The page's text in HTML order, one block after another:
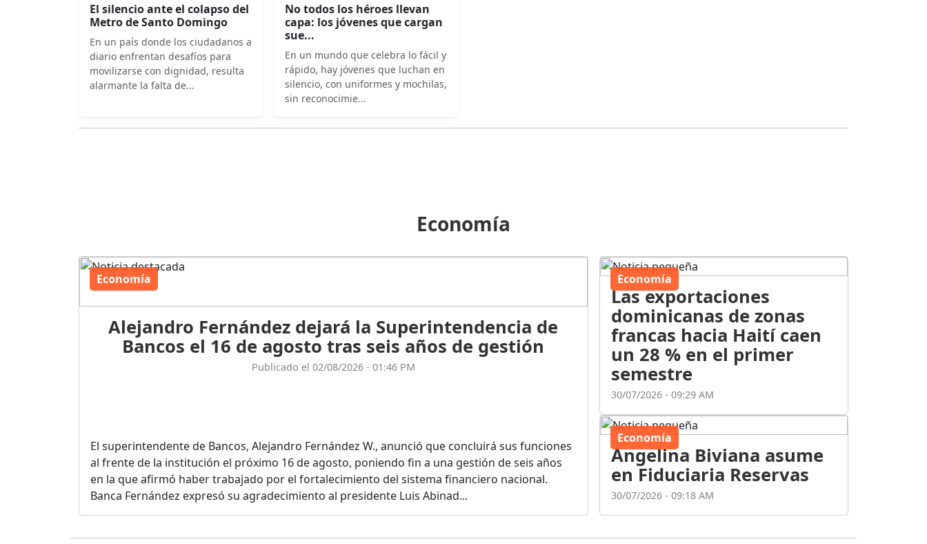
El silencio ante el colapso del
Metro de Santo Domingo
En un país donde los ciudadanos a
diario enfrentan desafíos para
movilizarse con dignidad, resulta
alarmante la falta de...
No todos los héroes llevan
capa: los jóvenes que cargan
sue...
En un mundo que celebra lo fácil y
rápido, hay jóvenes que luchan en
silencio, con uniformes y mochilas,
sin reconocimie...
Economía
Economía
Alejandro Fernández dejará la Superintendencia de
Bancos el 16 de agosto tras seis años de gestión
Publicado el 02/08/2026 - 01:46 PM
El superintendente de Bancos, Alejandro Fernández W., anunció que concluirá sus funciones
al frente de la institución el próximo 16 de agosto, poniendo fin a una gestión de seis años
en la que afirmó haber trabajado por el fortalecimiento del sistema financiero nacional.
Banca Fernández expresó su agradecimiento al presidente Luis Abinad...
Economía
Las exportaciones
dominicanas de zonas
francas hacia Haití caen
un 28 % en el primer
semestre
30/07/2026 - 09:29 AM
Economía
Angelina Biviana asume
en Fiduciaria Reservas
30/07/2026 - 09:18 AM